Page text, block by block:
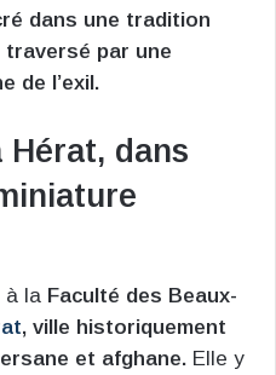
dans une tradition
traversé par une
de l’exil.
dans
à la Faculté des Beaux-
, ville historiquement
et afghane. Elle y